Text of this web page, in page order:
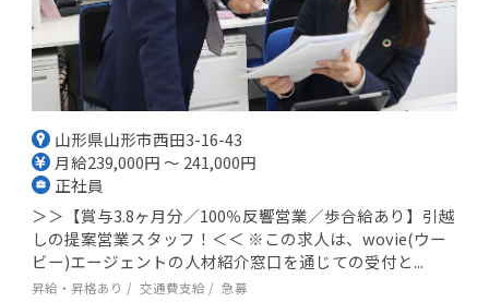
山形県山形市西田3-16-43
月給239,000円 ～ 241,000円
正社員
＞＞【賞与3.8ヶ月分／100％反響営業／歩合給あり】引越
しの提案営業スタッフ！＜＜ ※この求人は、wovie(ウー
ビー)エージェントの人材紹介窓口を通じての受付と...
昇給・昇格あり 交通費支給 急募